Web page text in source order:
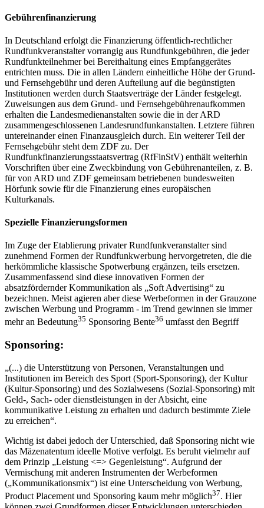
Gebührenfinanzierung
In Deutschland erfolgt die Finanzierung öffentlich-rechtlicher
Rundfunkveranstalter vorrangig aus Rundfunkgebühren, die jeder
Rundfunkteilnehmer bei Bereithaltung eines Empfanggerätes
entrichten muss. Die in allen Ländern einheitliche Höhe der Grund-
und Fernsehgebühr und deren Aufteilung auf die begünstigten
Institutionen werden durch Staatsverträge der Länder festgelegt.
Zuweisungen aus dem Grund- und Fernsehgebührenaufkommen
erhalten die Landesmedienanstalten sowie die in der ARD
zusammengeschlossenen Landesrundfunkanstalten. Letztere führen
untereinander einen Finanzausgleich durch. Ein weiterer Teil der
Fernsehgebühr steht dem ZDF zu. Der
Rundfunkfinanzierungsstaatsvertrag (RfFinStV) enthält weiterhin
Vorschriften über eine Zweckbindung von Gebührenanteilen, z. B.
für von ARD und ZDF gemeinsam betriebenen bundesweiten
Hörfunk sowie für die Finanzierung eines europäischen
Kulturkanals.
Spezielle Finanzierungsformen
Im Zuge der Etablierung privater Rundfunkveranstalter sind
zunehmend Formen der Rundfunkwerbung hervorgetreten, die die
herkömmliche klassische Spotwerbung ergänzen, teils ersetzen.
Zusammenfassend sind diese innovativen Formen der
absatzfördernder Kommunikation als „Soft Advertising“ zu
bezeichnen. Meist agieren aber diese Werbeformen in der Grauzone
zwischen Werbung und Programm - im Trend gewinnen sie immer
mehr an Bedeutung35 Sponsoring Bente36 umfasst den Begriff
Sponsoring:
„(...) die Unterstützung von Personen, Veranstaltungen und
Institutionen im Bereich des Sport (Sport-Sponsoring), der Kultur
(Kultur-Sponsoring) und des Sozialwesens (Sozial-Sponsoring) mit
Geld-, Sach- oder dienstleistungen in der Absicht, eine
kommunikative Leistung zu erhalten und dadurch bestimmte Ziele
zu erreichen“.
Wichtig ist dabei jedoch der Unterschied, daß Sponsoring nicht wie
das Mäzenatentum ideelle Motive verfolgt. Es beruht vielmehr auf
dem Prinzip „Leistung <=> Gegenleistung“. Aufgrund der
Vermischung mit anderen Instrumenten der Werbeformen
(„Kommunikationsmix“) ist eine Unterscheidung von Werbung,
Product Placement und Sponsoring kaum mehr möglich37. Hier